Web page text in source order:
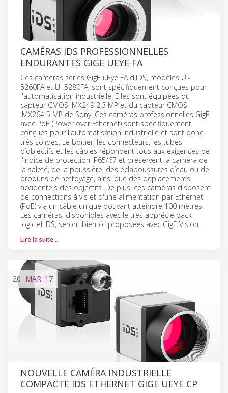
CAMÉRAS IDS PROFESSIONNELLES
ENDURANTES GIGE UEYE FA
Ces caméras séries GigE uEye FA d'IDS, modèles UI-
5260FA et UI-5280FA, sont spécifiquement conçues pour
l'automatisation industrielle. Elles sont équipées du
capteur CMOS IMX249 2.3 MP et du capteur CMOS
IMX264 5 MP de Sony. Ces caméras professionnelles GigE
avec PoE (Power over Ethernet) sont spécifiquement
conçues pour l'automatisation industrielle et sont donc
très solides. Le boîtier, les connecteurs, les tubes
d’objectifs et les câbles répondent tous aux exigences de
l'indice de protection IP65/67 et préservent la caméra de
la saleté, de la poussière, des éclaboussures d’eau ou de
produits de nettoyage, ainsi que des déplacements
accidentels des objectifs. De plus, ces caméras disposent
de connections à vis et d'une alimentation par Ethernet
(PoE) via un câble unique pouvant atteindre 100 mètres.
Les caméras, disponibles avec le très apprécié pack
logiciel IDS, seront bientôt proposées avec GigE Vision.
Lire la suite…
20 MAR '17
NOUVELLE CAMÉRA INDUSTRIELLE
COMPACTE IDS ETHERNET GIGE UEYE CP